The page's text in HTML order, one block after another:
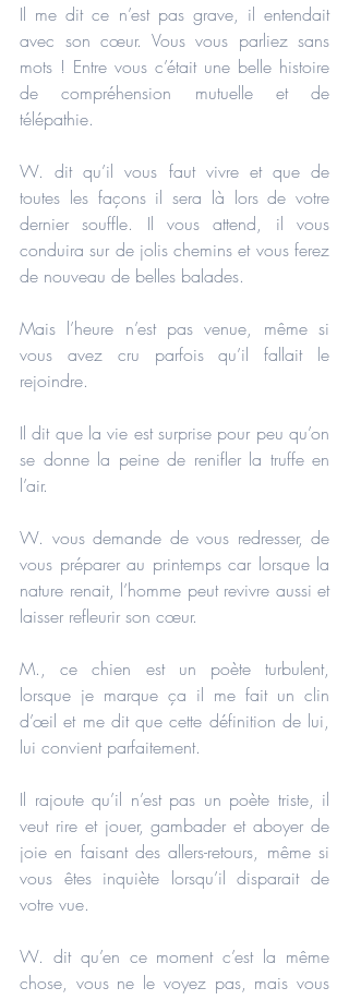
Il me dit ce n’est pas grave, il entendait
avec son cœur. Vous vous parliez sans
mots ! Entre vous c’était une belle histoire
de compréhension mutuelle et de
télépathie.
W. dit qu’il vous faut vivre et que de
toutes les façons il sera là lors de votre
dernier souffle. Il vous attend, il vous
conduira sur de jolis chemins et vous ferez
de nouveau de belles balades.
Mais l’heure n’est pas venue, même si
vous avez cru parfois qu’il fallait le
rejoindre.
Il dit que la vie est surprise pour peu qu’on
se donne la peine de renifler la truffe en
l’air.
W. vous demande de vous redresser, de
vous préparer au printemps car lorsque la
nature renait, l’homme peut revivre aussi et
laisser refleurir son cœur.
M., ce chien est un poète turbulent,
lorsque je marque ça il me fait un clin
d’œil et me dit que cette définition de lui,
lui convient parfaitement.
Il rajoute qu’il n’est pas un poète triste, il
veut rire et jouer, gambader et aboyer de
joie en faisant des allers-retours, même si
vous êtes inquiète lorsqu’il disparait de
votre vue.
W. dit qu’en ce moment c’est la même
chose, vous ne le voyez pas, mais vous